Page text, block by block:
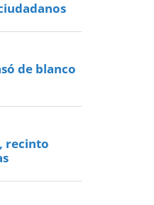
de blanco
recinto